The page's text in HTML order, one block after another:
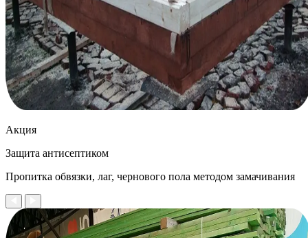
Акция
Защита антисептиком
Пропитка обвязки, лаг, чернового пола методом замачивания